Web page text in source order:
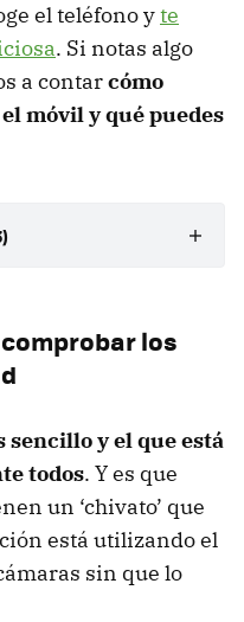
el teléfono yte
. Si notas algo
a contarcómo
móvil y qué puedes
o que tarde en
lo habitual, puede
los
sencillo y el que está
todos. Y es que
un ‘chivato’ que
está utilizando el
sin que lo